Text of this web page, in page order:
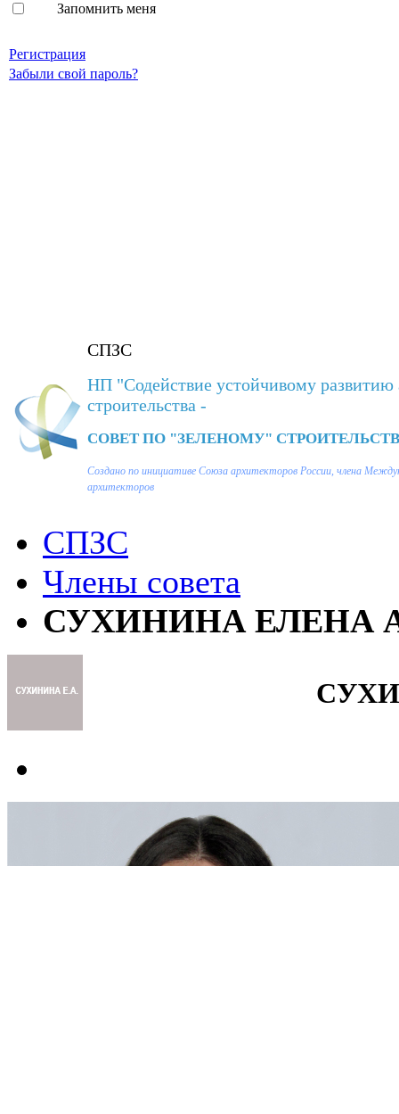
Запомнить меня
Регистрация
Забыли свой пароль?
СПЗС
НП "Содействие устойчивому развитию
строительства -
СОВЕТ ПО "ЗЕЛЕНОМУ"
Создано по инициативе Союза архитекторов России, члена
архитекторов
СПЗС
Члены совета
СУХИНИНА ЕЛЕНА